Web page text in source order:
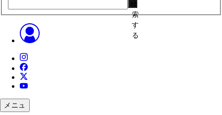
索
す
る
メニュ